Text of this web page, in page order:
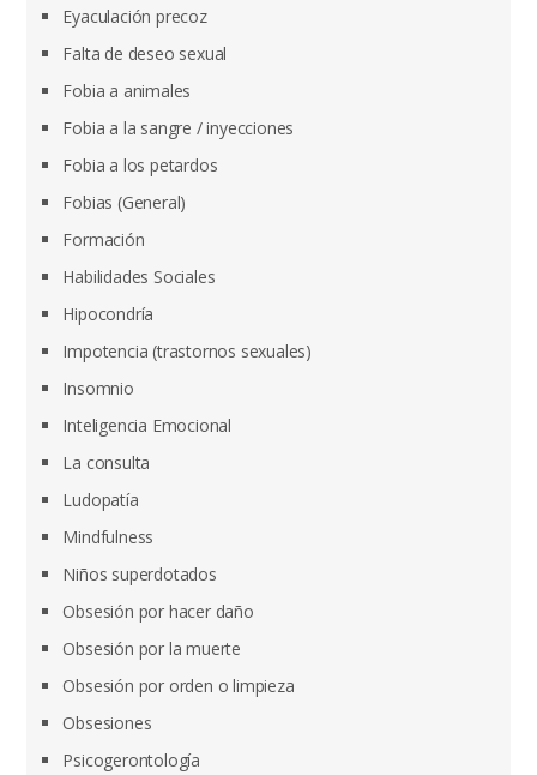
Eyaculación precoz
Falta de deseo sexual
Fobia a animales
Fobia a la sangre / inyecciones
Fobia a los petardos
Fobias (General)
Formación
Habilidades Sociales
Hipocondría
Impotencia (trastornos sexuales)
Insomnio
Inteligencia Emocional
La consulta
Ludopatía
Mindfulness
Niños superdotados
Obsesión por hacer daño
Obsesión por la muerte
Obsesión por orden o limpieza
Obsesiones
Psicogerontología